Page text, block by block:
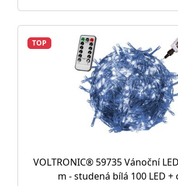
TOP
VOLTRONIC® 59735 Vánoční
m - studená bílá 100 LED +